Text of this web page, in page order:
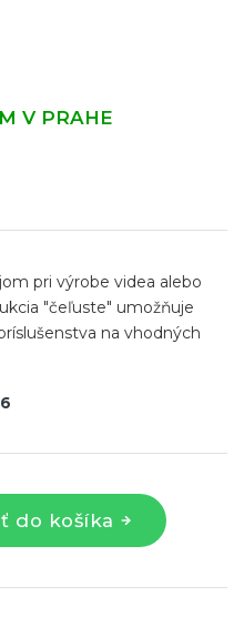
V PRAHE
do košíka
pri výrobe videa alebo
"čeľuste" umožňuje
na vhodných